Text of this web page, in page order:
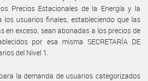
Precios Estacionales de la Energía y la
usuarios finales, estableciendo que las
en exceso, sean abonadas a los precios de
por esa misma SECRETARÍA DE
del Nivel 1.
la demanda de usuarios categorizados